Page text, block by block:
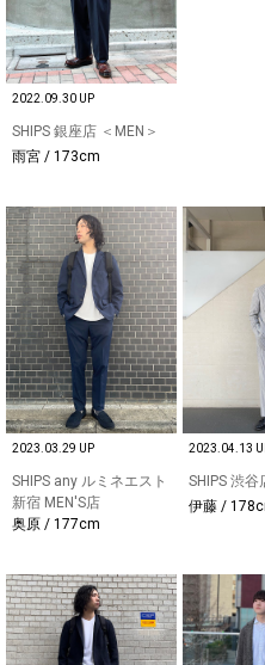
2022.09.30 UP
SHIPS 銀座店 ＜MEN＞
雨宮 / 173cm
2023.03.29 UP
SHIPS any ルミネエスト
新宿 MEN'S店
奥原 / 177cm
2023.04.13
SHIPS 渋谷
伊藤 /